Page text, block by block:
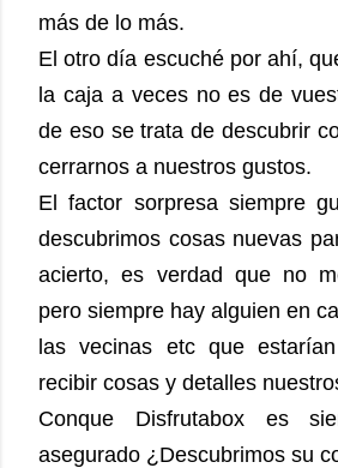
más de lo más.
El otro día escuché por ahí,
la caja a veces no es de
de eso se trata de descubrir
cerrarnos a nuestros gustos.
El factor sorpresa siempre
descubrimos cosas nuevas
acierto, es verdad que no
pero siempre hay alguien en
las vecinas etc que
recibir cosas y detalles
Conque Disfrutabox es
asegurado ¿Descubrimos su